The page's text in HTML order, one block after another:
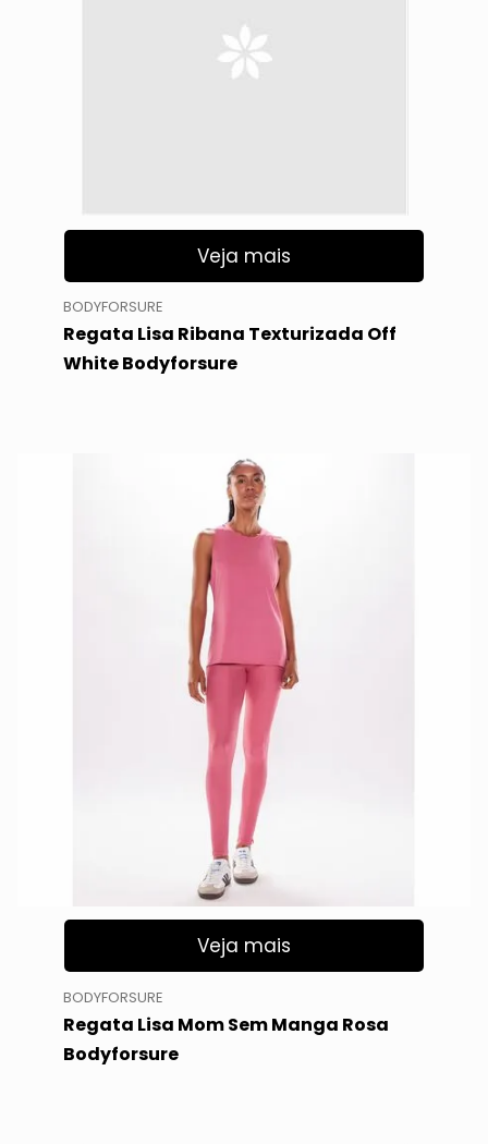
Veja mais
BODYFORSURE
Regata Lisa Ribana Texturizada Off
White Bodyforsure
Veja mais
BODYFORSURE
Regata Lisa Mom Sem Manga Rosa
Bodyforsure